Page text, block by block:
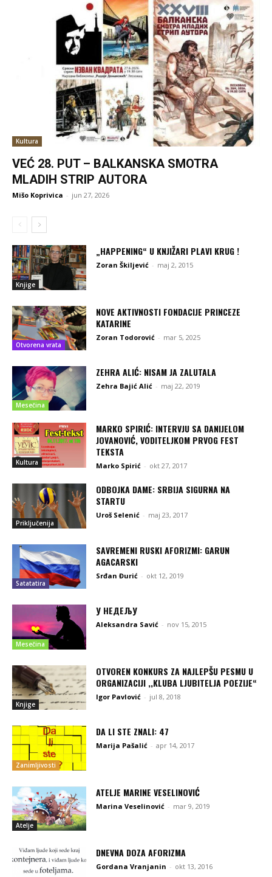
Kultura
VEĆ 28. PUT – BALKANSKA SMOTRA
MLADIH STRIP AUTORA
Mišo Koprivica - jun 27, 2026
Knjige
„HAPPENING“ U KNJIŽARI PLAVI KRUG !
Zoran Škiljević - maj 2, 2015
Otvorena vrata
NOVE AKTIVNOSTI FONDACIJE PRINCEZE
KATARINE
Zoran Todorović - mar 5, 2025
Mesečina
ZEHRA ALIĆ: NISAM JA ZALUTALA
Zehra Bajić Alić - maj 22, 2019
Kultura
MARKO SPIRIĆ: INTERVJU SA DANIJELOM
JOVANOVIĆ, VODITELJKOM PRVOG FEST
TEKSTA
Marko Spirić - okt 27, 2017
Priključenija
ODBOJKA DAME: SRBIJA SIGURNA NA
STARTU
Uroš Selenić - maj 23, 2017
Satatatira
SAVREMENI RUSKI AFORIZMI: GARUN
AGACARSKI
Srđan Đurić - okt 12, 2019
Mesečina
У НЕДЕЉУ
Aleksandra Savić - nov 15, 2015
Knjige
OTVOREN KONKURS ZA NAJLEPŠU PESMU U
ORGANIZACIJI ,,KLUBA LJUBITELJA POEZIJE“
Igor Pavlović - jul 8, 2018
Zanimljivosti
DA LI STE ZNALI: 47
Marija Pašalić - apr 14, 2017
Atelje
ATELJE MARINE VESELINOVIĆ
Marina Veselinović - mar 9, 2019
DNEVNA DOZA AFORIZMA
Gordana Vranjanin - okt 13, 2016